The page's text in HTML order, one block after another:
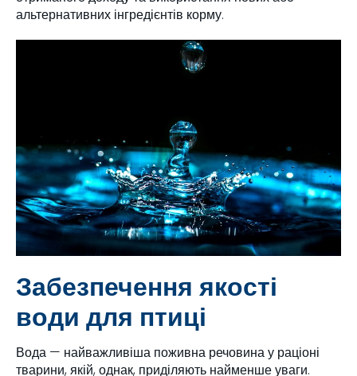
альтернативних інгредієнтів корму.
Забезпечення якості
води для птиці
Вода — найважливіша поживна речовина у раціоні
тварини, якій, однак, приділяють найменше уваги.